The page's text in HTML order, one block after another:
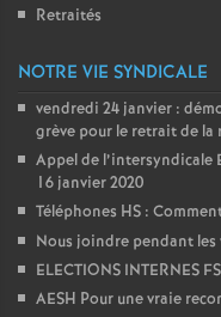
Retraités
NOTRE VIE SYNDICALE
vendredi 24 janvier :
grève pour le retrait de la
Appel de l’intersyndicale
16 janvier 2020
Téléphones HS :
Nous joindre pendant les
ELECTIONS INTERNES
AESH Pour une vraie